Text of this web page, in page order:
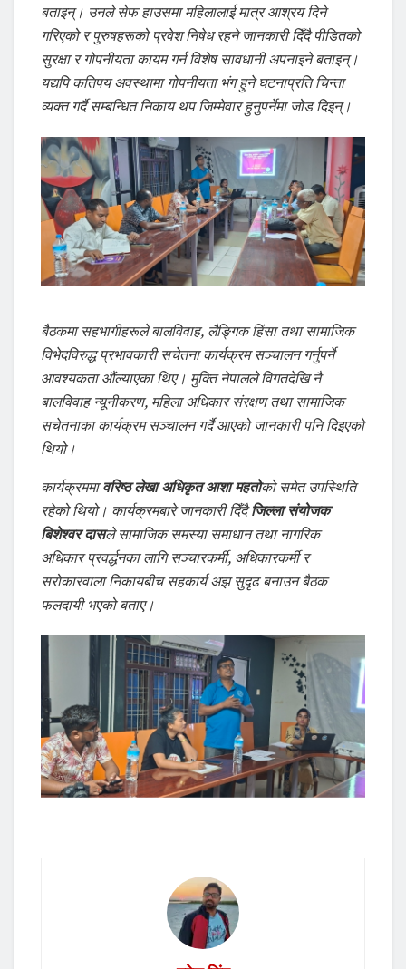
बताइन्। उनले सेफ हाउसमा महिलालाई मात्र आश्रय दिने
गरिएको र पुरुषहरूको प्रवेश निषेध रहने जानकारी दिँदै पीडितको
सुरक्षा र गोपनीयता कायम गर्न विशेष सावधानी अपनाइने बताइन्।
यद्यपि कतिपय अवस्थामा गोपनीयता भंग हुने घटनाप्रति चिन्ता
व्यक्त गर्दै सम्बन्धित निकाय थप जिम्मेवार हुनुपर्नेमा जोड दिइन्।
बैठकमा सहभागीहरूले बालविवाह, लैङ्गिक हिंसा तथा सामाजिक
विभेदविरुद्ध प्रभावकारी सचेतना कार्यक्रम सञ्चालन गर्नुपर्ने
आवश्यकता औंल्याएका थिए। मुक्ति नेपालले विगतदेखि नै
बालविवाह न्यूनीकरण, महिला अधिकार संरक्षण तथा सामाजिक
सचेतनाका कार्यक्रम सञ्चालन गर्दै आएको जानकारी पनि दिइएको
थियो।
कार्यक्रममावरिष्ठ लेखा अधिकृत आशा महतोको समेत उपस्थिति
रहेको थियो। कार्यक्रमबारे जानकारी दिँदैजिल्ला संयोजक
बिशेश्वर दासले सामाजिक समस्या समाधान तथा नागरिक
अधिकार प्रवर्द्धनका लागि सञ्चारकर्मी, अधिकारकर्मी र
सरोकारवाला निकायबीच सहकार्य अझ सुदृढ बनाउन बैठक
फलदायी भएको बताए।